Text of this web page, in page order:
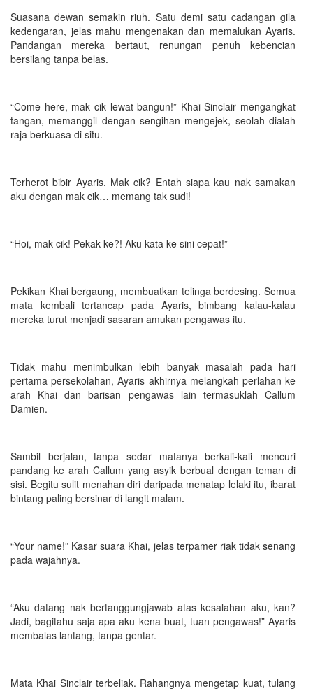
Suasana dewan semakin riuh. Satu demi satu cadangan gila
kedengaran, jelas mahu mengenakan dan memalukan Ayaris.
Pandangan mereka bertaut, renungan penuh kebencian
bersilang tanpa belas.
“Come here, mak cik lewat bangun!” Khai Sinclair mengangkat
tangan, memanggil dengan sengihan mengejek, seolah dialah
raja berkuasa di situ.
Terherot bibir Ayaris. Mak cik? Entah siapa kau nak samakan
aku dengan mak cik… memang tak sudi!
“Hoi, mak cik! Pekak ke?! Aku kata ke sini cepat!”
Pekikan Khai bergaung, membuatkan telinga berdesing. Semua
mata kembali tertancap pada Ayaris, bimbang kalau-kalau
mereka turut menjadi sasaran amukan pengawas itu.
Tidak mahu menimbulkan lebih banyak masalah pada hari
pertama persekolahan, Ayaris akhirnya melangkah perlahan ke
arah Khai dan barisan pengawas lain termasuklah Callum
Damien.
Sambil berjalan, tanpa sedar matanya berkali-kali mencuri
pandang ke arah Callum yang asyik berbual dengan teman di
sisi. Begitu sulit menahan diri daripada menatap lelaki itu, ibarat
bintang paling bersinar di langit malam.
“Your name!” Kasar suara Khai, jelas terpamer riak tidak senang
pada wajahnya.
“Aku datang nak bertanggungjawab atas kesalahan aku, kan?
Jadi, bagitahu saja apa aku kena buat, tuan pengawas!” Ayaris
membalas lantang, tanpa gentar.
Mata Khai Sinclair terbeliak. Rahangnya mengetap kuat, tulang